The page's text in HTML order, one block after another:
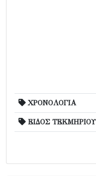
ΧΡΟΝΟΛΟΓΙΑ
ΕΙΔΟΣ ΤΕΚΜΗΡΙΟΥ